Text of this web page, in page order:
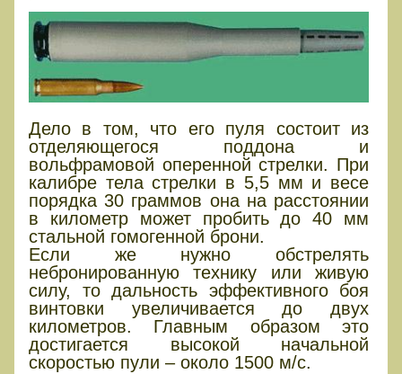
Дело в том, что его пуля состоит из
отделяющегося поддона и
вольфрамовой оперенной стрелки. При
калибре тела стрелки в 5,5 мм и весе
порядка 30 граммов она на расстоянии
в километр может пробить до 40 мм
стальной гомогенной брони.
Если же нужно обстрелять
небронированную технику или живую
силу, то дальность эффективного боя
винтовки увеличивается до двух
километров. Главным образом это
достигается высокой начальной
скоростью пули – около 1500 м/с.